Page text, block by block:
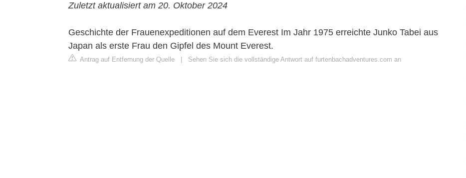
Zuletzt aktualisiert am 20. Oktober 2024
Geschichte der Frauenexpeditionen auf dem Everest Im Jahr 1975 erreichte Junko Tabei aus
Japan als erste Frau den Gipfel des Mount Everest.
Antrag auf Entfernung der Quelle Sehen Sie sich die vollständige Antwort auf furtenbachadventures.com an